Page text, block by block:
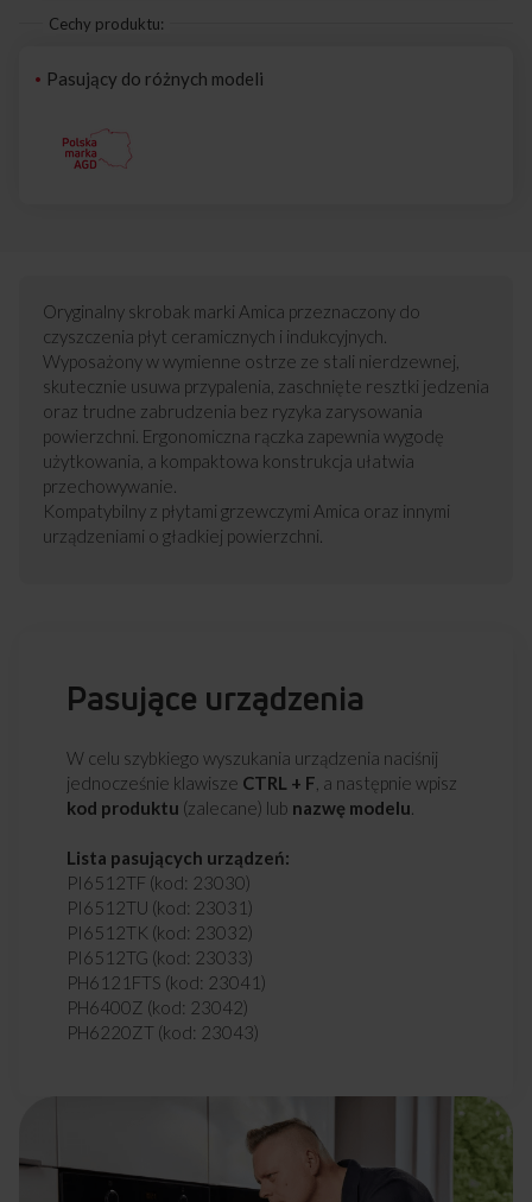
Cechy produktu:
Pasujący do różnych modeli
Oryginalny skrobak marki Amica przeznaczony do
czyszczenia płyt ceramicznych i indukcyjnych.
Wyposażony w wymienne ostrze ze stali nierdzewnej,
skutecznie usuwa przypalenia, zaschnięte resztki jedzenia
oraz trudne zabrudzenia bez ryzyka zarysowania
powierzchni. Ergonomiczna rączka zapewnia wygodę
użytkowania, a kompaktowa konstrukcja ułatwia
przechowywanie.
Kompatybilny z płytami grzewczymi Amica oraz innymi
urządzeniami o gładkiej powierzchni.
Pasujące urządzenia
W celu szybkiego wyszukania urządzenia naciśnij
jednocześnie klawisze CTRL + F , a następnie wpisz
kod produktu (zalecane) lub nazwę modelu
Lista pasujących urządzeń:
PI6512TF (kod: 23030)
PI6512TU (kod: 23031)
PI6512TK (kod: 23032)
PI6512TG (kod: 23033)
PH6121FTS (kod: 23041)
PH6400Z (kod: 23042)
PH6220ZT (kod: 23043)
PH3200ZT (kod: 23089)
PI3512TF (kod: 23097)
PI8600TF (kod: 23100)